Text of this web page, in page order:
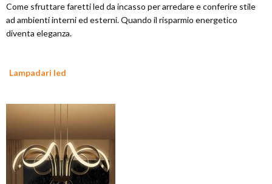
Come sfruttare faretti led da incasso per arredare e conferire stile
ad ambienti interni ed esterni. Quando il risparmio energetico
diventa eleganza.
Lampadari led